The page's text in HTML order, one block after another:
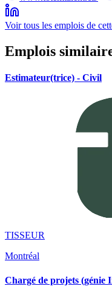
Voir tous les emplois de
Emplois
Estimateur(trice) - Civil
TISSEUR
Montréal
Chargé de projets (génie